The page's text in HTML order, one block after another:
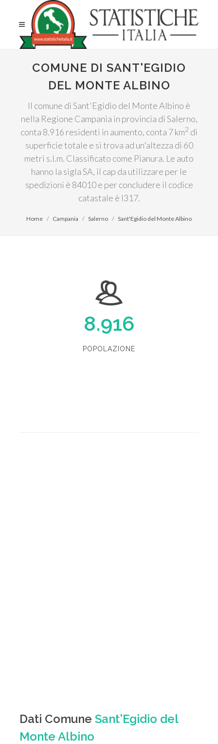
COMUNE DI SANT'EGIDIO
DEL MONTE ALBINO
Il comune di Sant'Egidio del Monte Albino è
nella Regione Campania in provincia di Salerno,
conta 8.916 residenti in aumento, conta 7 km2 di
superficie totale e si trova ad un'altezza di 60
metri s.l.m. Classificato come Pianura. Le auto
hanno la sigla SA, il cap da utilizzare per le
spedizioni è 84010 e per concludere il codice
catastale è I317.
Home Campania Salerno Sant'Egidio del Monte Albino
8.916
POPOLAZIONE
Dati Comune Sant'Egidio del
Monte Albino